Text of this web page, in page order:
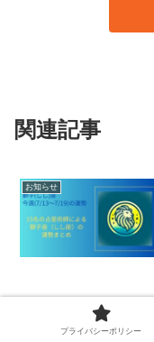
関連記事
お知らせ
プライバシーポリシー